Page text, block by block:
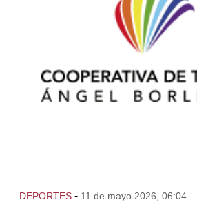
DEPORTES - 11 de mayo 2026, 06:04